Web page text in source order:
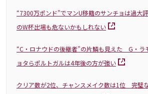
“7300万ポンド”でマンU移籍のサンチョは過
のW杯出場も危ないかもしれない
“C・ロナウドの後継者”の片鱗も見えた G・ラ
ョタらポルトガルは4年後の方が強い
クリア数が2位、チャンスメイク数は1位 完璧